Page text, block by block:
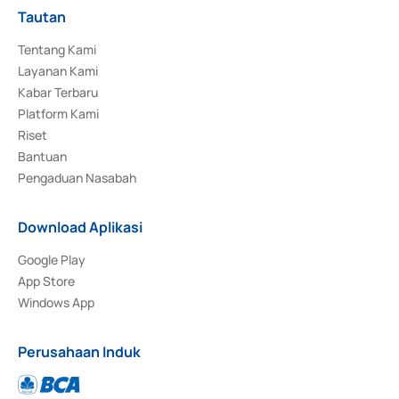
Tautan
Tentang Kami
Layanan Kami
Kabar Terbaru
Platform Kami
Riset
Bantuan
Pengaduan Nasabah
Download Aplikasi
Google Play
App Store
Windows App
Perusahaan Induk